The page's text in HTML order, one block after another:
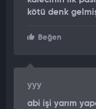
kötü denk
Beğen
yyy
abi işi yarım